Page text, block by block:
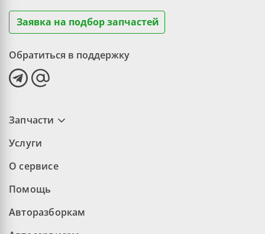
Заявка на подбор запчастей
Обратиться в поддержку
Запчасти
Услуги
О сервисе
Помощь
Авторазборкам